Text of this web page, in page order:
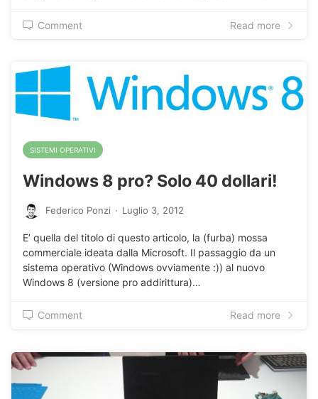
Comment Read more
SISTEMI OPERATIVI
Windows 8 pro? Solo 40 dollari!
Federico Ponzi · Luglio 3, 2012
E’ quella del titolo di questo articolo, la (furba) mossa
commerciale ideata dalla Microsoft. Il passaggio da un
sistema operativo (Windows ovviamente :)) al nuovo
Windows 8 (versione pro addirittura)…
Comment Read more